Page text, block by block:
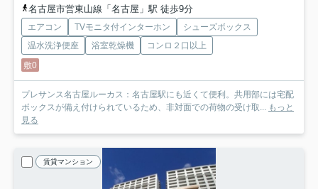
名古屋市営東山線「名古屋」駅 徒歩9分
エアコン TVモニタ付インターホン
シューズボックス
温水洗浄便座
浴室乾燥機
コンロ２口以上
敷0
プレサンス名古屋ルーカス：名古屋駅にも近くて便利。共用部には宅配
ボックスが備え付けられているため、非対面での荷物の受け取... もっと
見る
賃貸マンション